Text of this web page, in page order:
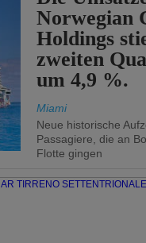
Norwegian
Holdings
zweiten
um 4,9 %.
Miami
Neue historische
Passagiere, die an
Flotte gingen